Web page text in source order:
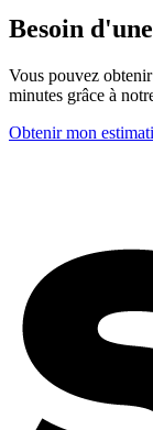
Besoin
Vous pouvez
minutes grâce à
Obtenir mon